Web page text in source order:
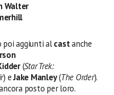
Walter
poi aggiunti alcastanche
(Star Trek:
) eJake Manley(The Order).
posto per loro.